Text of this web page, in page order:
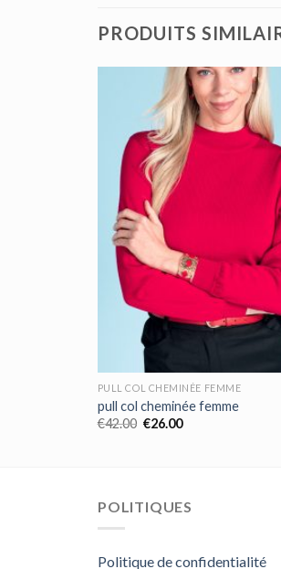
PRODUITS
PULL COL CHEMINÉE FEMME
pull col cheminée femme
€42.00 €26.00
POLITIQUES
Politique de confidentialité